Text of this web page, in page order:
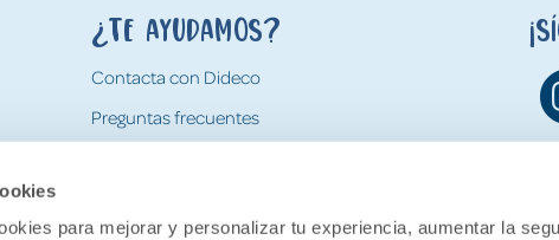
para mejorar y personalizar tu experiencia, aumentar la
¿Te ayudamos?
Contacta con Dideco
Preguntas frecuentes